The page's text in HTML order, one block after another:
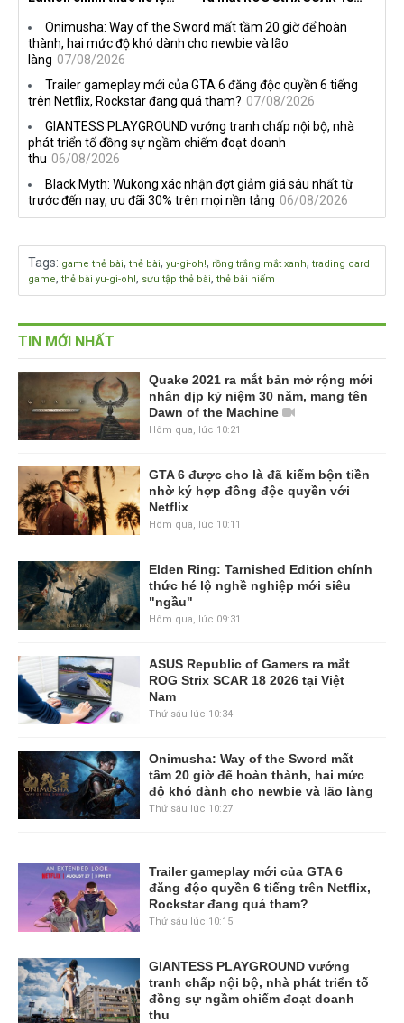
Onimusha: Way of the Sword mất tầm 20 giờ để hoàn
thành, hai mức độ khó dành cho newbie và lão
làng 07/08/2026
Trailer gameplay mới của GTA 6 đăng độc quyền 6 tiếng
trên Netflix, Rockstar đang quá tham? 07/08/2026
GIANTESS PLAYGROUND vướng tranh chấp nội bộ, nhà
phát triển tố đồng sự ngầm chiếm đoạt doanh
thu 06/08/2026
Black Myth: Wukong xác nhận đợt giảm giá sâu nhất từ
trước đến nay, ưu đãi 30% trên mọi nền tảng 06/08/2026
Tags: game thẻ bài, thẻ bài, yu-gi-oh!, rồng trắng mắt xanh, trading card
game, thẻ bài yu-gi-oh!, sưu tập thẻ bài, thẻ bài hiếm
TIN MỚI NHẤT
Quake 2021 ra mắt bản mở rộng mới
nhân dịp kỷ niệm 30 năm, mang tên
Dawn of the Machine
Hôm qua, lúc 10:21
GTA 6 được cho là đã kiếm bộn tiền
nhờ ký hợp đồng độc quyền với
Netflix
Hôm qua, lúc 10:11
Elden Ring: Tarnished Edition chính
thức hé lộ nghề nghiệp mới siêu
"ngầu"
Hôm qua, lúc 09:31
ASUS Republic of Gamers ra mắt
ROG Strix SCAR 18 2026 tại Việt
Nam
Thứ sáu lúc 10:34
Onimusha: Way of the Sword mất
tầm 20 giờ để hoàn thành, hai mức
độ khó dành cho newbie và lão làng
Thứ sáu lúc 10:27
Trailer gameplay mới của GTA 6
đăng độc quyền 6 tiếng trên Netflix,
Rockstar đang quá tham?
Thứ sáu lúc 10:15
GIANTESS PLAYGROUND vướng
tranh chấp nội bộ, nhà phát triển tố
đồng sự ngầm chiếm đoạt doanh
thu